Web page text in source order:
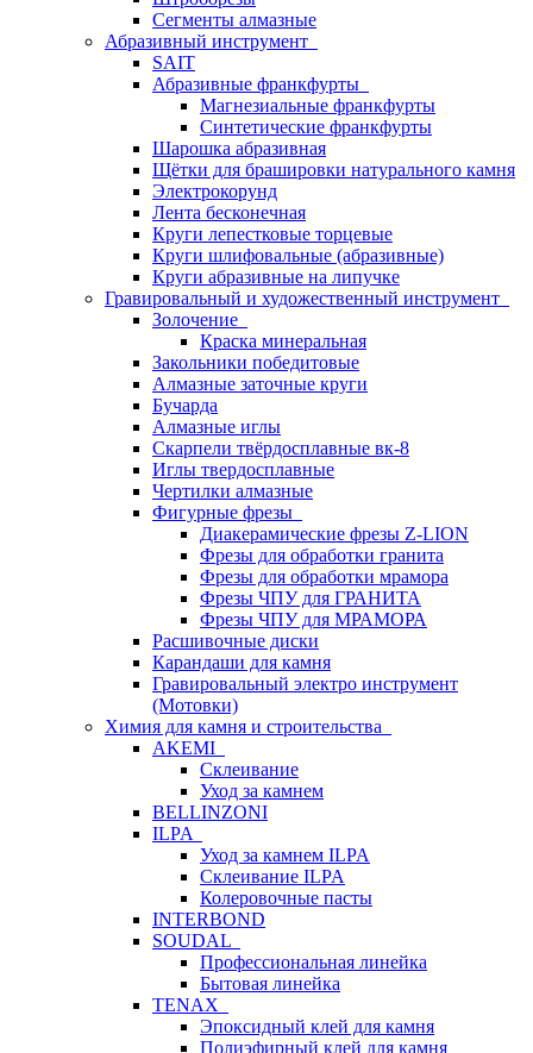
Сегменты алмазные
Абразивный инструмент
SAIT
Абразивные франкфурты
Магнезиальные франкфурты
Синтетические франкфурты
Шарошка абразивная
Щётки для брашировки натурального камня
Электрокорунд
Лента бесконечная
Круги лепестковые торцевые
Круги шлифовальные (абразивные)
Круги абразивные на липучке
Гравировальный и художественный инструмент
Золочение
Краска минеральная
Закольники победитовые
Алмазные заточные круги
Бучарда
Алмазные иглы
Скарпели твёрдосплавные вк-8
Иглы твердосплавные
Чертилки алмазные
Фигурные фрезы
Диакерамические фрезы Z-LION
Фрезы для обработки гранита
Фрезы для обработки мрамора
Фрезы ЧПУ для ГРАНИТА
Фрезы ЧПУ для МРАМОРА
Расшивочные диски
Карандаши для камня
Гравировальный электро инструмент
(Мотовки)
Химия для камня и строительства
AKEMI
Склеивание
Уход за камнем
BELLINZONI
ILPA
Уход за камнем ILPA
Склеивание ILPA
Колеровочные пасты
INTERBOND
SOUDAL
Профессиональная линейка
Бытовая линейка
TENAX
Эпоксидный клей для камня
Полиэфирный клей для камня